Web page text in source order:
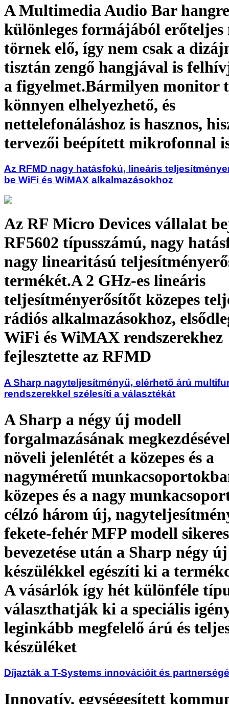
A Multimedia Audio Bar
különleges formájából erőteljes
törnek elő, így nem csak a
tisztán zengő hangjával is
a figyelmet.Bármilyen monitor
könnyen elhelyezhető, és
nettelefonáláshoz is hasznos,
tervezői beépített mikrofonnal
Az RFMD nagy hatásfokú, lineáris
be WiFi és WiMAX alkalmazásokhoz
Az RF Micro Devices vállalat
RF5602 típusszámú, nagy
nagy linearitású
termékét.A 2 GHz-es lineáris
teljesítményerősítőt közepes
rádiós alkalmazásokhoz,
WiFi és WiMAX rendszerekhez
fejlesztette az RFMD
A Sharp nagyteljesítményű, elérhető árú
rendszerekkel szélesíti a választékát
A Sharp a négy új modell
forgalmazásának
növeli jelenlétét a közepes és a
nagyméretű
közepes és a nagy
célzó három új,
fekete-fehér MFP modell
bevezetése után a Sharp négy új
készülékkel egészíti ki a
A vásárlók így hét különféle
választhatják ki a speciális
leginkább megfelelő árú és
készüléket
Díjazták a T-Systems innovációit és
Innovatív, egységesített